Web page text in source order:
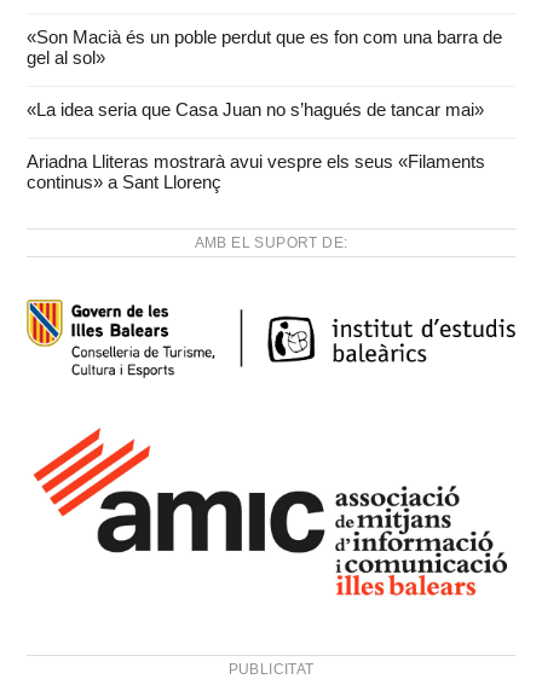
«Son Macià és un poble perdut que es fon com una barra de
gel al sol»
«La idea seria que Casa Juan no s’hagués de tancar mai»
Ariadna Lliteras mostrarà avui vespre els seus «Filaments
continus» a Sant Llorenç
AMB EL SUPORT DE:
PUBLICITAT